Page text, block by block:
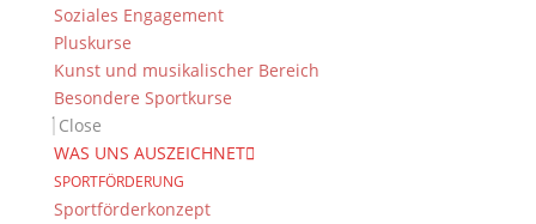
Soziales Engagement
Pluskurse
Kunst und musikalischer Bereich
Besondere Sportkurse
Close
WAS UNS AUSZEICHNET
SPORTFÖRDERUNG
Sportförderkonzept